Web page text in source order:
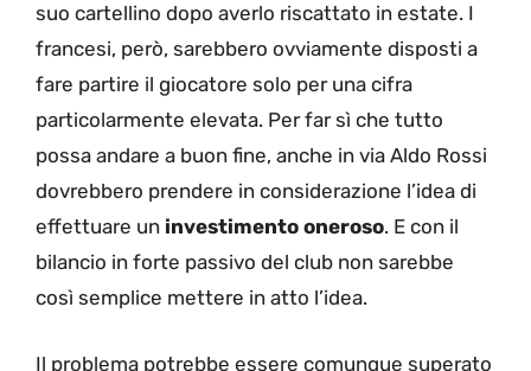
suo cartellino dopo averlo riscattato in estate. I
francesi, però, sarebbero ovviamente disposti a
fare partire il giocatore solo per una cifra
particolarmente elevata. Per far sì che tutto
possa andare a buon fine, anche in via Aldo Rossi
dovrebbero prendere in considerazione l’idea di
effettuare un investimento oneroso. E con il
bilancio in forte passivo del club non sarebbe
così semplice mettere in atto l’idea.
Il problema potrebbe essere comunque superato